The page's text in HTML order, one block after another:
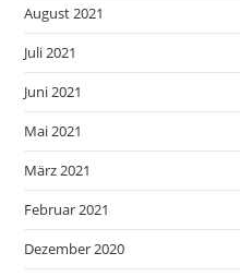
August 2021
Juli 2021
Juni 2021
Mai 2021
März 2021
Februar 2021
Dezember 2020